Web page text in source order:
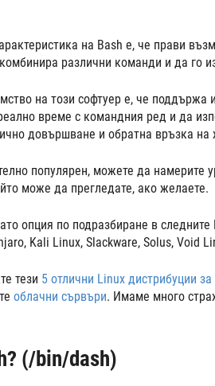
на Bash е, че прави
различни команди и да го
на този софтуер е, че
време с командния ред и да
довършване и обратна връзка на
популярен, можете да
може да прегледате, ако желаете.
опция по подразбиране в следните
Kali Linux, Slackware, Solus, Void
тези 5 отлични Linux дистрибуции
облачни сървъри. Имаме много
(/bin/dash)